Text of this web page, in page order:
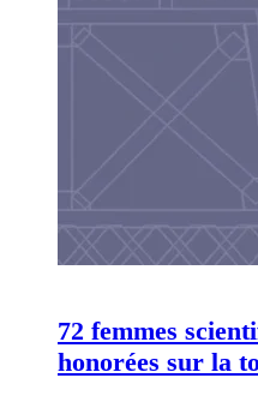
72 femmes
honorées sur la